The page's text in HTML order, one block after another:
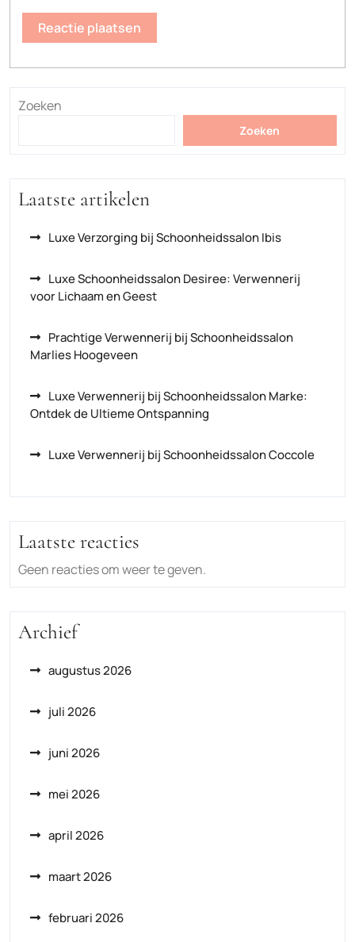
Zoeken
Zoeken
Laatste artikelen
Luxe Verzorging bij Schoonheidssalon Ibis
Luxe Schoonheidssalon Desiree: Verwennerij
voor Lichaam en Geest
Prachtige Verwennerij bij Schoonheidssalon
Marlies Hoogeveen
Luxe Verwennerij bij Schoonheidssalon Marke:
Ontdek de Ultieme Ontspanning
Luxe Verwennerij bij Schoonheidssalon Coccole
Laatste reacties
Geen reacties om weer te geven.
Archief
augustus 2026
juli 2026
juni 2026
mei 2026
april 2026
maart 2026
februari 2026